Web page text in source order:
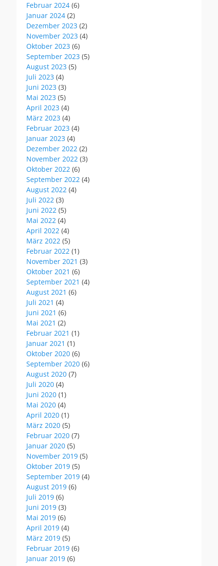
Februar 2024 (6)
Januar 2024 (2)
Dezember 2023 (2)
November 2023 (4)
Oktober 2023 (6)
September 2023 (5)
August 2023 (5)
Juli 2023 (4)
Juni 2023 (3)
Mai 2023 (5)
April 2023 (4)
März 2023 (4)
Februar 2023 (4)
Januar 2023 (4)
Dezember 2022 (2)
November 2022 (3)
Oktober 2022 (6)
September 2022 (4)
August 2022 (4)
Juli 2022 (3)
Juni 2022 (5)
Mai 2022 (4)
April 2022 (4)
März 2022 (5)
Februar 2022 (1)
November 2021 (3)
Oktober 2021 (6)
September 2021 (4)
August 2021 (6)
Juli 2021 (4)
Juni 2021 (6)
Mai 2021 (2)
Februar 2021 (1)
Januar 2021 (1)
Oktober 2020 (6)
September 2020 (6)
August 2020 (7)
Juli 2020 (4)
Juni 2020 (1)
Mai 2020 (4)
April 2020 (1)
März 2020 (5)
Februar 2020 (7)
Januar 2020 (5)
November 2019 (5)
Oktober 2019 (5)
September 2019 (4)
August 2019 (6)
Juli 2019 (6)
Juni 2019 (3)
Mai 2019 (6)
April 2019 (4)
März 2019 (5)
Februar 2019 (6)
Januar 2019 (6)